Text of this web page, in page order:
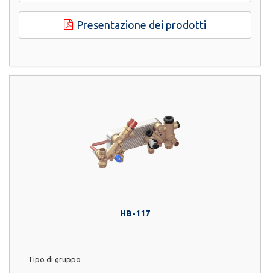
Presentazione dei prodotti
HB-117
Tipo di gruppo